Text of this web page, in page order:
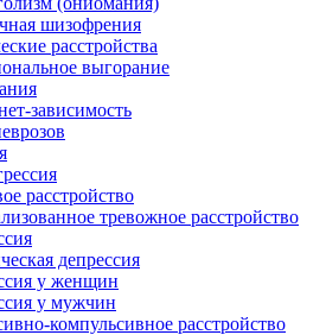
шизофрения
расстройства
выгорание
зависимость
расстройство
тревожное расстройство
депрессия
у женщин
у мужчин
компульсивное расстройство